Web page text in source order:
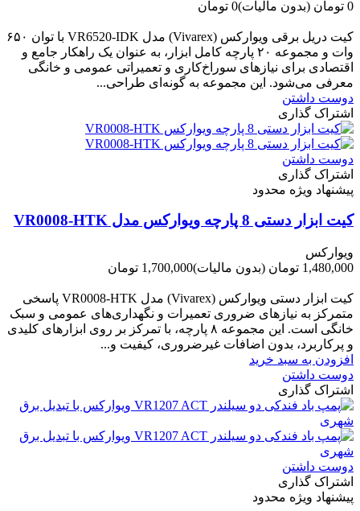
0 تومان
(بدون مالیات)0 تومان
کیت دریل برقی ویوارکس (Vivarex) مدل VR6520-IDK با توان ۶۵۰
وات و مجموعه ۲۰ پارچه کامل ابزار، به عنوان یک راهکار جامع و
اقتصادی برای نیازهای سوراخ‌کاری و تعمیراتی عمومی و خانگی
معرفی می‌شود. این مجموعه به گونه‌ای طراحی...
دوست داشتن
اشتراک گذاری
دوست داشتن
اشتراک گذاری
پیشنهاد ویژه محدود
کیت ابزار دستی 8 پارچه ویوارکس مدل VR0008-HTK
ویوارکس
1,480,000 تومان
(بدون مالیات)1,700,000 تومان
کیت ابزار دستی ویوارکس (Vivarex) مدل VR0008-HTK پاسخی
متمرکز به نیازهای ضروری تعمیرات و نگهداری‌های عمومی و سبک
خانگی است. این مجموعه ۸ پارچه، با تمرکز بر روی ابزارهای کلیدی
و پرکاربرد، بدون اضافات غیرضروری، کیفیت و...
افزودن به سبد خرید
دوست داشتن
اشتراک گذاری
دوست داشتن
اشتراک گذاری
پیشنهاد ویژه محدود